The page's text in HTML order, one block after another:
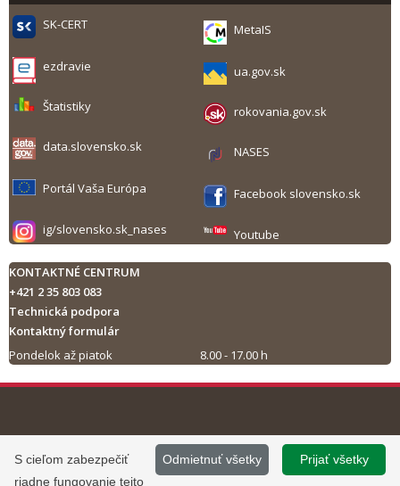
SK-CERT MetaIS
ezdravie ua.gov.sk
Štatistiky rokovania.gov.sk
data.slovensko.sk NASES
Portál Vaša Európa Facebook slovensko.sk
ig/slovensko.sk_nases Youtube
KONTAKTNÉ CENTRUM
+421 2 35 803 083
Technická podpora
Kontaktný formulár
Pondelok až piatok
8.00 - 17.00 h
Tlač obsahu
©2013 - 2026, Slovensko.sk
Informácie zverejnené na portáli
Prevádzku stránky
www.slovensko.sk a správu jej
Prijať všetky
Odmietnuť všetky
S cieľom zabezpečiť
riadne fungovanie tejto